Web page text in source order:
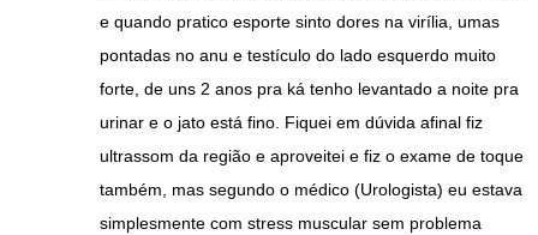
e quando pratico esporte sinto dores na virília, umas
pontadas no anu e testículo do lado esquerdo muito
forte, de uns 2 anos pra ká tenho levantado a noite pra
urinar e o jato está fino. Fiquei em dúvida afinal fiz
ultrassom da região e aproveitei e fiz o exame de toque
também, mas segundo o médico (Urologista) eu estava
simplesmente com stress muscular sem problema